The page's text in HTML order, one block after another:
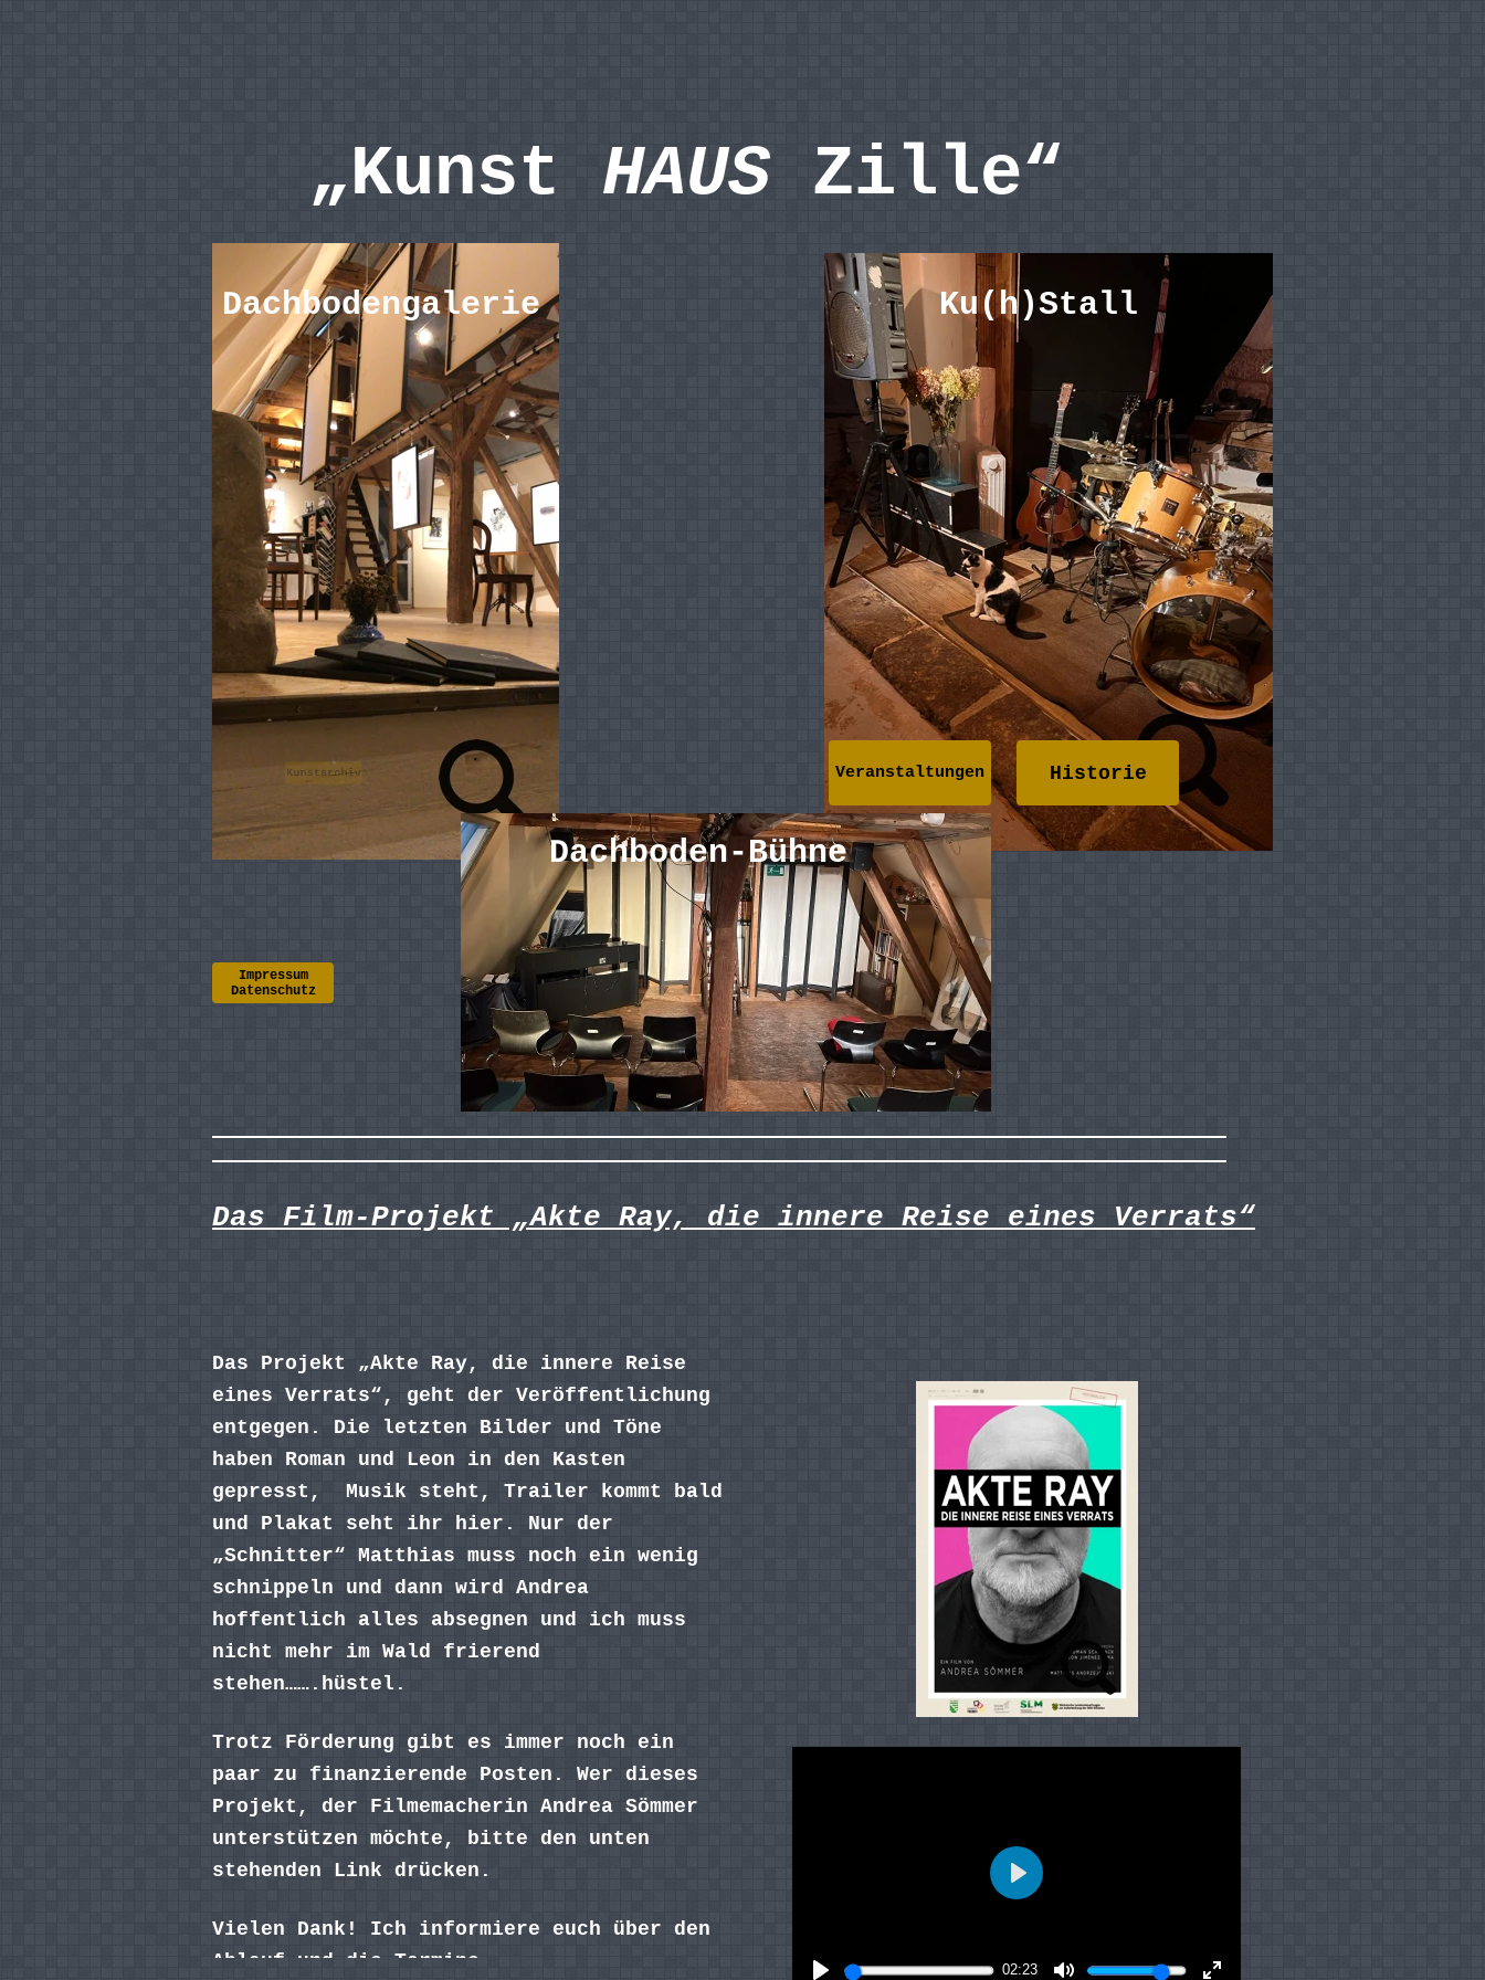
„Kunst HAUS Zille“
Dachbodengalerie Ku(h)Stall
Kunstarchiv Veranstaltungen Historie
Dachboden-Bühne
Impressum
Datenschutz
Das Film-Projekt „Akte Ray, die innere Reise eines Verrats“
Das Projekt „Akte Ray, die innere Reise
eines Verrats“, geht der Veröffentlichung
entgegen. Die letzten Bilder und Töne
haben Roman und Leon in den Kasten
gepresst, Musik steht, Trailer kommt bald
und Plakat seht ihr hier. Nur der
„Schnitter“ Matthias muss noch ein wenig
schnippeln und dann wird Andrea
hoffentlich alles absegnen und ich muss
nicht mehr im Wald frierend
stehen…….hüstel.
Trotz Förderung gibt es immer noch ein
paar zu finanzierende Posten. Wer dieses
Projekt, der Filmemacherin Andrea Sömmer
unterstützen möchte, bitte den unten
stehenden Link drücken.
Vielen Dank! Ich informiere euch über den
Ablauf und die Termine.
02:23